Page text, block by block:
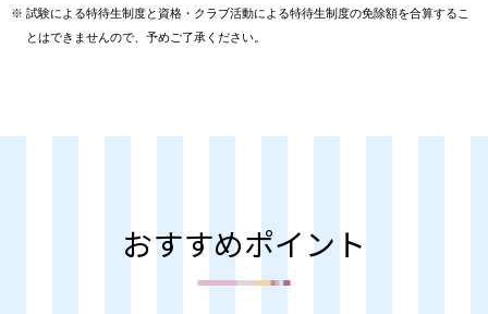
※ 試験による特待生制度と資格・クラブ活動による特待生制度の免除額を合算するこ
とはできませんので、予めご了承ください。
おすすめポイント